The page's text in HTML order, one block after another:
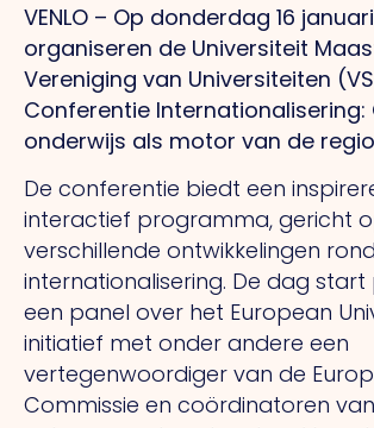
VENLO – Op donderdag 16
organiseren de Universiteit
Vereniging van Universiteiten
Conferentie Internationalisering:
onderwijs als motor van de
De conferentie biedt een
interactief programma, gericht
verschillende ontwikkelingen
internationalisering. De dag
een panel over het European
initiatief met onder andere een
vertegenwoordiger van de
Commissie en coördinatoren van